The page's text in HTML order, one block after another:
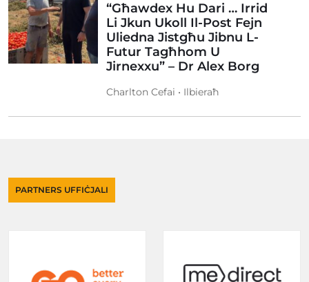
“Għawdex Hu Dari … Irrid
Li Jkun Ukoll Il-Post Fejn
Uliedna Jistgħu Jibnu L-
Futur Tagħhom U
Jirnexxu” – Dr Alex Borg
Charlton Cefai • Ilbieraħ
PARTNERS UFFIĊJALI